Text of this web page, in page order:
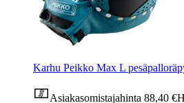
Karhu Peikko Max L
Asiakasomistajahinta 88,40 €